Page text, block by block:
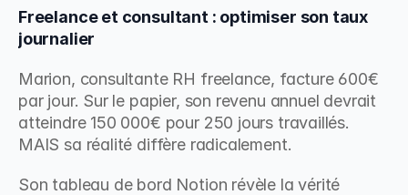
Freelance et consultant : optimiser son taux
journalier
Marion, consultante RH freelance, facture 600€
par jour. Sur le papier, son revenu annuel devrait
atteindre 150 000€ pour 250 jours travaillés.
MAIS sa réalité diffère radicalement.
Son tableau de bord Notion révèle la vérité